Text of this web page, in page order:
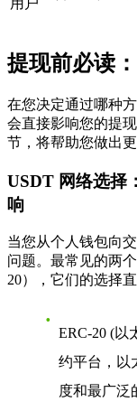
用户
提现前必读
在您决定通过哪种
会直接影响您的提
节，将帮助您做出更
USDT 网络选择
响
当您从个人钱包向
问题。最常见的两
20），它们的选择
ERC-20 (以
约平台，以
度和最广泛